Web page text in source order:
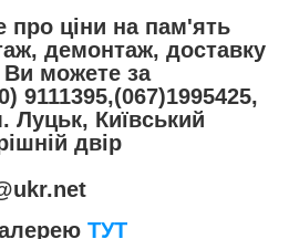
про ціни на пам'ять
демонтаж, доставку
Ви можете за
9111395,(067)1995425,
Київський
двір
ТУТ